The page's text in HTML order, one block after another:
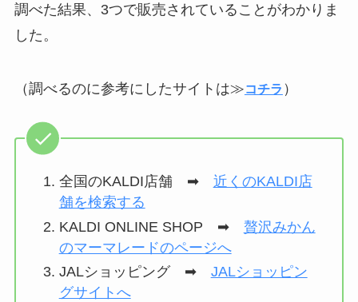
調べた結果、3つで販売されていることがわかりま
した。
（調べるのに参考にしたサイトは≫コチラ ）
全国のKALDI店舗 ➡ 近くのKALDI店
舗を検索する
KALDI ONLINE SHOP ➡ 贅沢みかん
のマーマレードのページへ
JALショッピング ➡ JALショッピン
グサイトへ